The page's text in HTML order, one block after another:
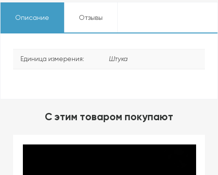
Описание Отзывы
Единица измерения: Штука
C этим товаром покупают